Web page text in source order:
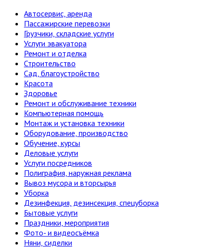
Автосервис, аренда
Пассажирские перевозки
Грузчики, складские услуги
Услуги эвакуатора
Ремонт и отделка
Строительство
Сад, благоустройство
Красота
Здоровье
Ремонт и обслуживание техники
Компьютерная помощь
Монтаж и установка техники
Оборудование, производство
Обучение, курсы
Деловые услуги
Услуги посредников
Полиграфия, наружная реклама
Вывоз мусора и вторсырья
Уборка
Дезинфекция, дезинсекция, спецуборка
Бытовые услуги
Праздники, мероприятия
Фото- и видеосъёмка
Няни, сиделки